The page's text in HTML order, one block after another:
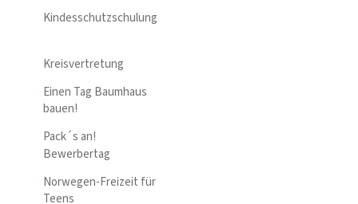
Kindesschutzschulung
Kreisvertretung
Einen Tag Baumhaus
bauen!
Pack´s an!
Bewerbertag
Norwegen-Freizeit für
Teens